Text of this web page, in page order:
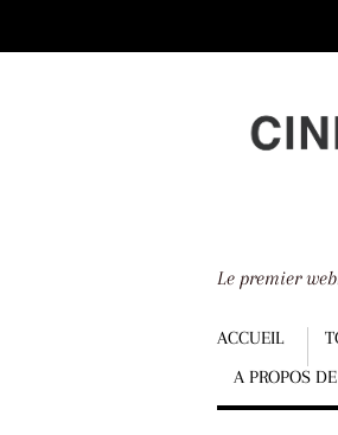
down
Le premier
Menu
ACCUEIL
A PROPOS
Scroll